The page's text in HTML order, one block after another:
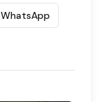
WhatsApp